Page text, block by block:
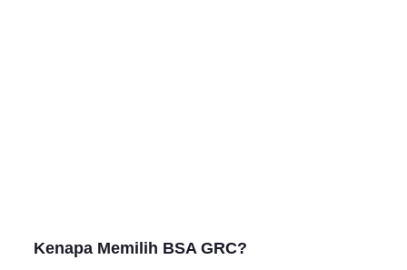
Kenapa Memilih BSA GRC?